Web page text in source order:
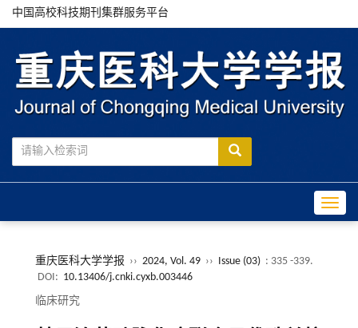
中国高校科技期刊集群服务平台
重庆医科大学学报 ›› 2024, Vol. 49 ›› Issue (03) : 335 -339.
DOI: 10.13406/j.cnki.cyxb.003446
临床研究